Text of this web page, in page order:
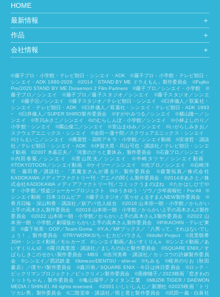
HOME
最新情報
＋
作品
＋
会社情報
＋
©藤子プロ・小学館・テレビ朝日・シンエイ・ADK ©藤子プロ・小学館・テレビ朝日・
シンエイ・ADK 1980-2026 ©2014「STAND BY ME ドラえもん」製作委員会 ©Fujiko
Pro/2020 STAND BY ME Doraemon 2 Film Partners ©藤子プロ／シンエイ・小学館 ©
藤子プロ／シンエイ ©藤子プロ／藤子スタジオ／シンエイ ©藤子スタジオ／シンエ
イ ©藤子Ⓐ／シンエイ ©藤子スタジオ／テレビ朝日・シンエイ ©臼井儀人／双葉社・
シンエイ・テレビ朝日・ADK ©臼井儀人／双葉社・シンエイ・テレビ朝日・ADK 1993
ｰ ©臼井儀人／SUPER SHIRO製作委員会 ©すがやみつる／シンエイ ©横山隆一／シ
ンエイ ©市川みさこ／シンエイ ©のむらしんぼ・小学館／シンエイ ©小林よしのり／
小学館・シンエイ ©園山俊二／シンエイ ©室山まゆみ／シンエイ ©いがらしみきお／
スクウェアエニックス・シンエイ ©金田一蓮十郎／スクウェアエニックス・シンエイ
©けらえいこ／シンエイ ©雁屋哲・花咲アキラ・小学館／シンエイ動画 ©安達哲・講談
社／テレビ朝日・シンエイ・ADK ©伊賀大晃・月山可也・講談社／テレビ朝日・シンエ
イ動画 ©2007 木暮正夫／「河童のクゥと夏休み」製作委員会 ©石森プロ／シンエイ
©内田春菊／シンエイ ©景山民夫／シンエイ ©中崎タツヤ／シンエイ動画
©︎TOKYOTOON／シンエイ動画 ©ケイツー／シンエイ ©光プロ／シンエイ ©石崎洋
司・藤田香／講談社・「黒魔女さんが通る!!」製作委員会 ©森繁拓真／株式会社
KADOKAWA メディアファクトリー刊・アニメの関くん製作委員会 ©2014水あさと／株
式会社KADOKAWA メディアファクトリー刊／コミックうまのほね ©たかはしひでや
す・小学館／怪盗ジョーカープロジェクト ©ゆうきゆう・ソウ／少年画報社・For All ©
シンエイ動画・日本コロムビア ©藤子スタジオ／笑ゥせぇるすまんNEW製作委員会 ©
香月日輪・深山和香・講談社／妖アパ住人組合 ©2018 山本崇一朗・小学館／からかい
上手の高木さん製作委員会 ©2019 山本崇一朗・小学館／からかい上手の高木さん2製作
委員会 ©2022 山本崇一朗・小学館／からかい上手の高木さん3製作委員会 ©2022 山
本崇一朗・小学館／劇場版からかい上手の高木さん製作委員会 ©PIKACHIN・テレビ東
京 ©森下裕美・OOP／Team Goma ©Y.A／MFブックス／「八男って、それはないでし
ょう！ 」製作委員会 ©TRYWORKS/ち～むカピバラさん ©︎Idolls! Project ©見里朝希
JGH・シンエイ動画／モルカーズ ©シンエイ動画／あいすくりんs ©シンエイ動画／あ
いすくりんs2 ©羅川真里茂・講談社／ましろのおと製作委員会 ©SQUARE ENIX／す
ばらしきこのせかい製作委員会・MBS ©吉河美希・講談社／カッコウの許嫁製作委員
会 ©シンエイ／西武鉄道 ©kimezo/DENTSU・shin-ei ©ちみも ©桜井のりお（秋田
書店）／僕ヤバ製作委員会 ©森川侑／SQUARE ENIX・今日は休日委員会 ©ロッテ・
ビックリマンプロジェクト／ビックリメン製作委員会 ©黒柳徹子／2023映画「窓ぎわの
トットちゃん」製作委員会 ©亀山陽平／タイタン工業 ©MUZIK TIGER / DAEWON
MEDIA / SHIN-EI. All rights reserved. ©2001 いしいしんじ／新潮社 ©2025映画「トリ
ツカレ男」製作委員会 ©二階堂幸・講談社／雨と君と製作委員会 ©武田一義・白泉社